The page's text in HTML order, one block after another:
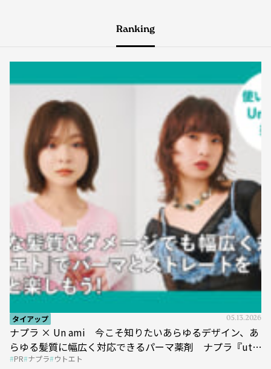
Ranking
タイアップ 05.13.2026
ナプラ × Un ami 今こそ知りたいあらゆるデザイン、あ
らゆる髪質に幅広く対応できるパーマ薬剤 ナプラ『ut-
et』
PR ナプラ ウトエト